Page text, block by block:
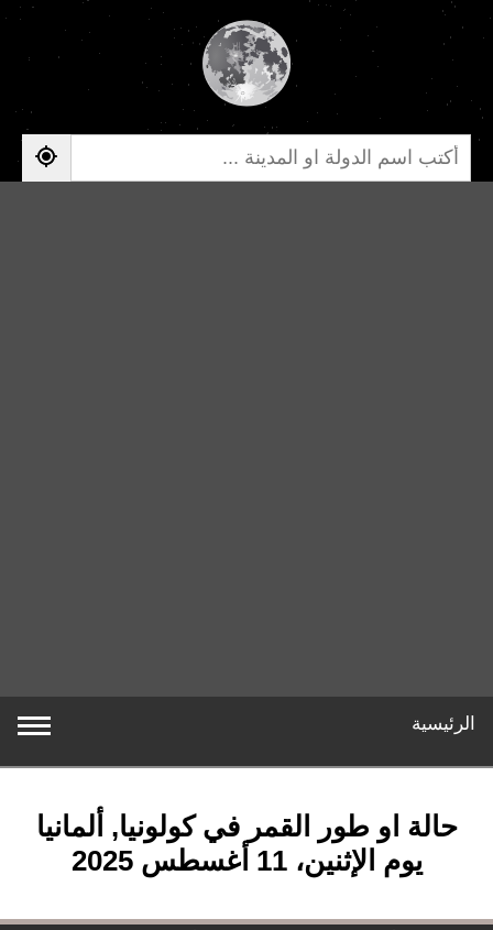
الرئيسية
حالة او طور القمر في كولونيا, ألمانيا
يوم الإثنين، 11 أغسطس 2025